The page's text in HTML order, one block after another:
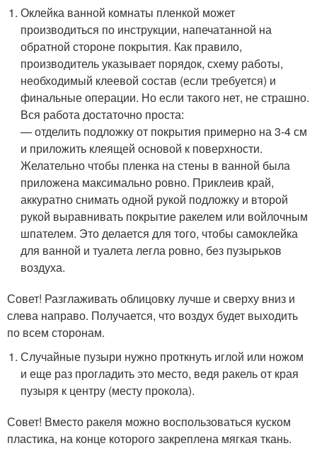
Оклейка ванной комнаты пленкой может
производиться по инструкции, напечатанной на
обратной стороне покрытия. Как правило,
производитель указывает порядок, схему работы,
необходимый клеевой состав (если требуется) и
финальные операции. Но если такого нет, не страшно.
Вся работа достаточно проста:
— отделить подложку от покрытия примерно на 3-4 см
и приложить клеящей основой к поверхности.
Желательно чтобы пленка на стены в ванной была
приложена максимально ровно. Приклеив край,
аккуратно снимать одной рукой подложку и второй
рукой выравнивать покрытие ракелем или войлочным
шпателем. Это делается для того, чтобы самоклейка
для ванной и туалета легла ровно, без пузырьков
воздуха.
Совет! Разглаживать облицовку лучше и сверху вниз и
слева направо. Получается, что воздух будет выходить
по всем сторонам.
Случайные пузыри нужно проткнуть иглой или ножом
и еще раз прогладить это место, ведя ракель от края
пузыря к центру (месту прокола).
Совет! Вместо ракеля можно воспользоваться куском
пластика, на конце которого закреплена мягкая ткань.